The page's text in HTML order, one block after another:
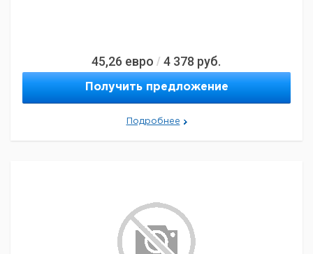
45,26 евро / 4 378 руб.
Получить предложение
Подробнее